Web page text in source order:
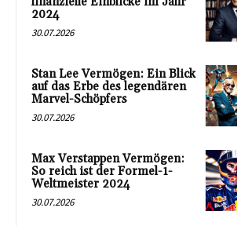
2024
30.07.2026
Stan Lee Vermögen: Ein Blick
auf das Erbe des legendären
Marvel-Schöpfers
30.07.2026
Max Verstappen Vermögen:
So reich ist der Formel-1-
Weltmeister 2024
30.07.2026